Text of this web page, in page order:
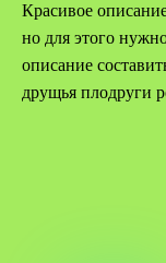
Красивое
но для этого
описание
друщья плодруги